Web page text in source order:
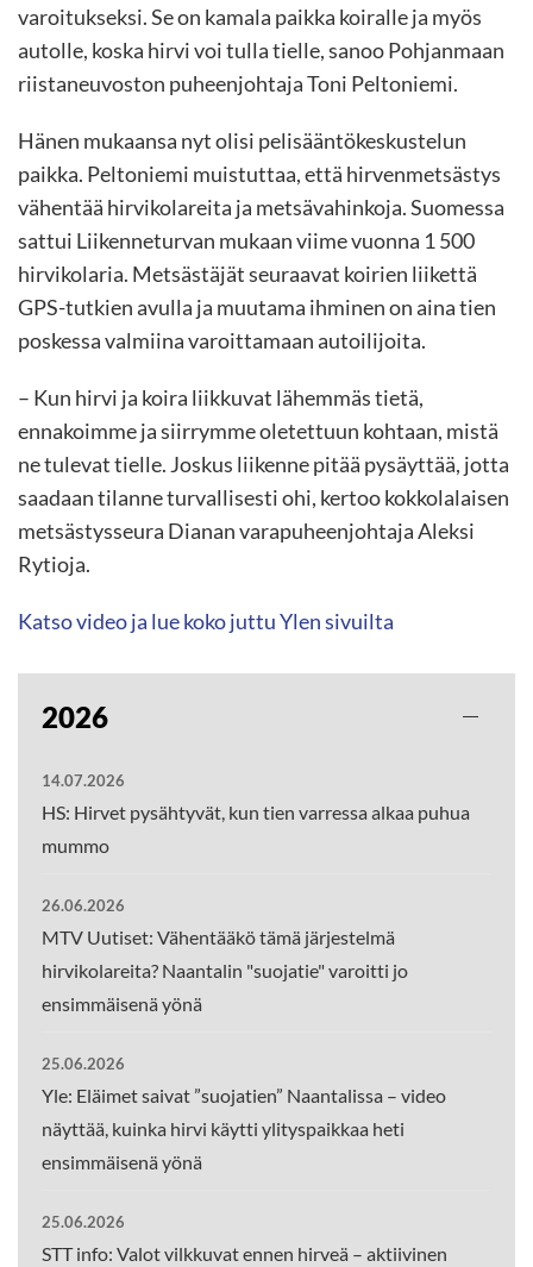
varoitukseksi. Se on kamala paikka koiralle ja myös
autolle, koska hirvi voi tulla tielle, sanoo Pohjanmaan
riistaneuvoston puheenjohtaja Toni Peltoniemi.
Hänen mukaansa nyt olisi pelisääntökeskustelun
paikka. Peltoniemi muistuttaa, että hirvenmetsästys
vähentää hirvikolareita ja metsävahinkoja. Suomessa
sattui Liikenneturvan mukaan viime vuonna 1 500
hirvikolaria. Metsästäjät seuraavat koirien liikettä
GPS-tutkien avulla ja muutama ihminen on aina tien
poskessa valmiina varoittamaan autoilijoita.
– Kun hirvi ja koira liikkuvat lähemmäs tietä,
ennakoimme ja siirrymme oletettuun kohtaan, mistä
ne tulevat tielle. Joskus liikenne pitää pysäyttää, jotta
saadaan tilanne turvallisesti ohi, kertoo kokkolalaisen
metsästysseura Dianan varapuheenjohtaja Aleksi
Rytioja.
Katso video ja lue koko juttu Ylen sivuilta
2026
14.07.2026
HS: Hirvet pysähtyvät, kun tien varressa alkaa puhua
mummo
26.06.2026
MTV Uutiset: Vähentääkö tämä järjestelmä
hirvikolareita? Naantalin "suojatie" varoitti jo
ensimmäisenä yönä
25.06.2026
Yle: Eläimet saivat ”suojatien” Naantalissa – video
näyttää, kuinka hirvi käytti ylityspaikkaa heti
ensimmäisenä yönä
25.06.2026
STT info: Valot vilkkuvat ennen hirveä – aktiivinen